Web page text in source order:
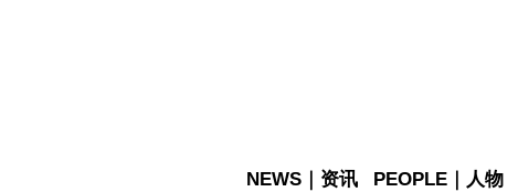
NEWS｜资讯 PEOPLE｜人物